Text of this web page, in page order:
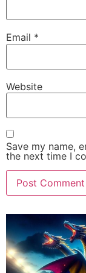
Email *
Website
Save my name,
the next time I